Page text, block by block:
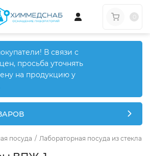
В связи с
просьба уточнять
на продукцию у
посуда / Лабораторная посуда из стекла